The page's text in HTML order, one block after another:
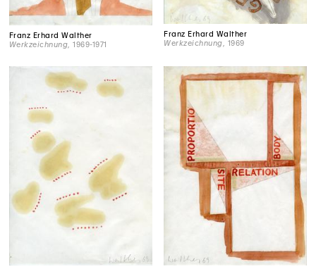
Franz Erhard Walther
Werkzeichnung , 1969-1971
Franz Erhard Walther
Werkzeichnung , 1969